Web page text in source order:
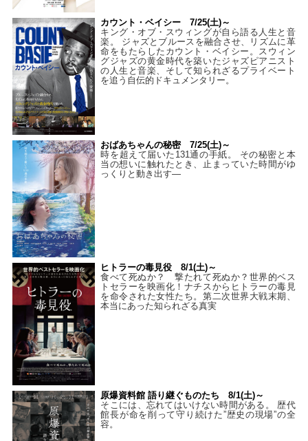
カウント・ベイシー 7/25(土)～
キング・オブ・スウィングが自ら語る人生と音
楽。 ジャズとブルースを融合させ、リズムに革
命をもたらしたカウント・ベイシー。スウィン
グジャズの黄金時代を築いたジャズピアニスト
の人生と音楽、そして知られざるプライベート
を追う自伝的ドキュメンタリー。
おばあちゃんの秘密 7/25(土)～
時を超えて届いた131通の手紙。 その秘密と本
当の想いに触れたとき、止まっていた時間がゆ
っくりと動き出す―
ヒトラーの毒見役 8/1(土)～
食べて死ぬか？ 撃たれて死ぬか？世界的ベス
トセラーを映画化！ナチスからヒトラーの毒見
を命令された女性たち。第二次世界大戦末期、
本当にあった知られざる真実
原爆資料館 語り継ぐものたち 8/1(土)～
そこには、忘れてはいけない時間がある。 歴代
館長が命を削って守り続けた”歴史の現場”の全
容。